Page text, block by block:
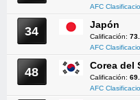
AFC
34 Japón
Calificación:
AFC
48 Corea del
Calificación:
AFC